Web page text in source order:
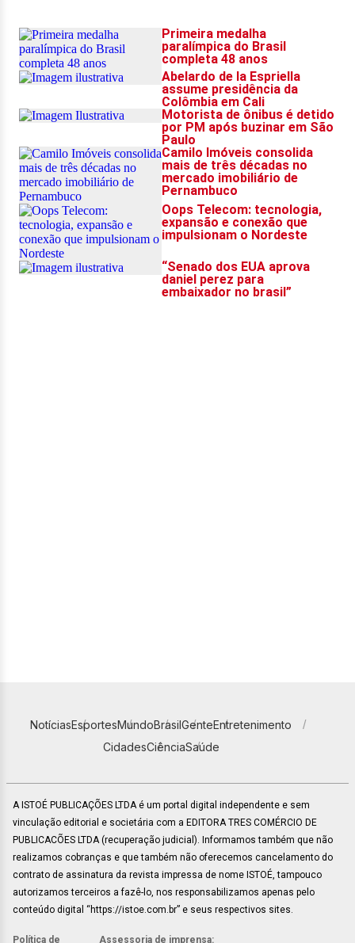
NotíciasEsportesMundoBrasilGenteEntretenimento
CidadesCiênciaSaúde
A ISTOÉ PUBLICAÇÕES LTDA é um portal digital independente e sem
vinculação editorial e societária com a EDITORA TRES COMÉRCIO DE
PUBLICACÕES LTDA (recuperação judicial). Informamos também que não
realizamos cobranças e que também não oferecemos cancelamento do
contrato de assinatura da revista impressa de nome ISTOÉ, tampouco
autorizamos terceiros a fazê-lo, nos responsabilizamos apenas pelo
conteúdo digital “https://istoe.com.br” e seus respectivos sites.
Política de Assessoria de imprensa: